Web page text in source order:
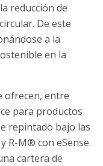
reducción de
De este
a la
en la
ofrecen, entre
para productos
repintado bajo las
R-M® con eSense.
cartera de